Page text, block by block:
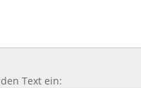
Text ein: